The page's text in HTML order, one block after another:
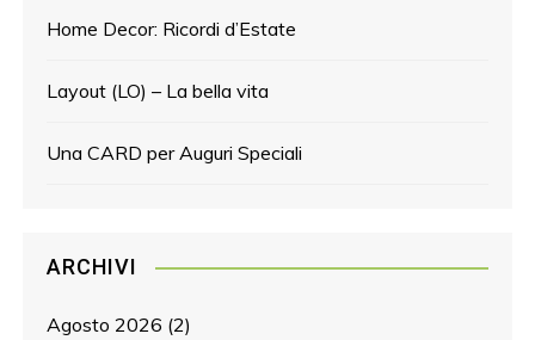
Home Decor: Ricordi d’Estate
Layout (LO) – La bella vita
Una CARD per Auguri Speciali
ARCHIVI
Agosto 2026 (2)